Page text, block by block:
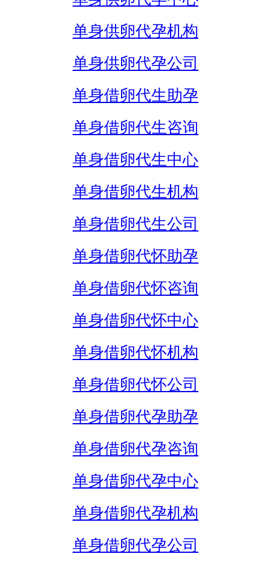
单身供卵代孕机构
单身供卵代孕公司
单身借卵代生助孕
单身借卵代生咨询
单身借卵代生中心
单身借卵代生机构
单身借卵代生公司
单身借卵代怀助孕
单身借卵代怀咨询
单身借卵代怀中心
单身借卵代怀机构
单身借卵代怀公司
单身借卵代孕助孕
单身借卵代孕咨询
单身借卵代孕中心
单身借卵代孕机构
单身借卵代孕公司